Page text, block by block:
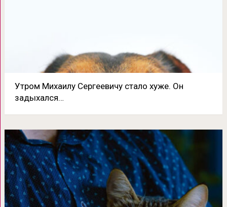
Утром Михаилу Сергеевичу стало хуже. Он
задыхался…